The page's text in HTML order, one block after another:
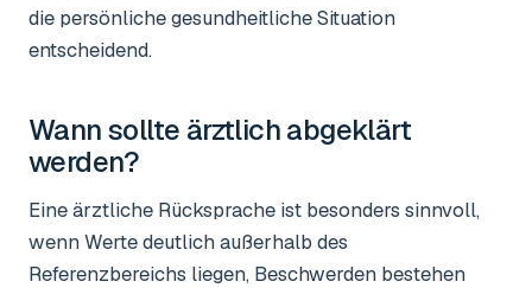
die persönliche gesundheitliche Situation
entscheidend.
Wann sollte ärztlich abgeklärt
werden?
Eine ärztliche Rücksprache ist besonders sinnvoll,
wenn Werte deutlich außerhalb des
Referenzbereichs liegen, Beschwerden bestehen